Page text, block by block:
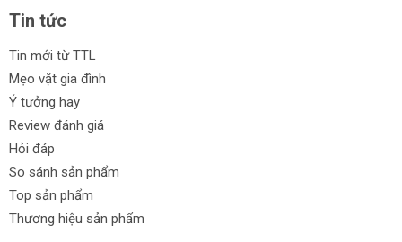
Tin tức
Tin mới từ TTL
Mẹo vặt gia đình
Ý tưởng hay
Review đánh giá
Hỏi đáp
So sánh sản phẩm
Top sản phẩm
Thương hiệu sản phẩm